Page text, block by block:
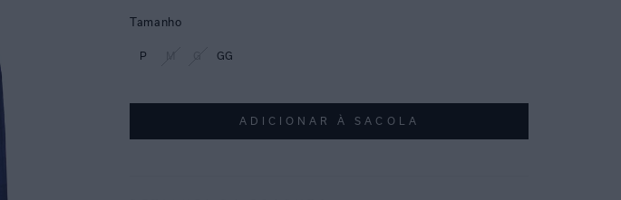
Tamanho
P GG
ADICIONAR À SACOLA